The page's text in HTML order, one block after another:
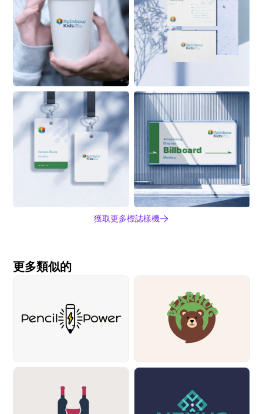
Sansan Zhang
Position
555 6999
ZhangSan@Alaskanoil.com
Alaska Oil and Energy Corp.
Lane 88, Happiness &
Prosperity Community,
Prosperous Business Street
Alaskanoil.com
Alaskanoil.com
Sansan Zhang
Position
Advertising
Display
Billboard
Mockup
獲取更多標誌樣機
更多類似的